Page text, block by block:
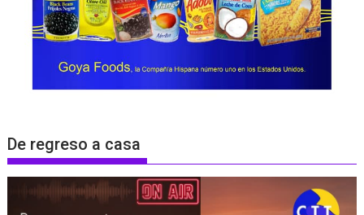
De regreso a casa